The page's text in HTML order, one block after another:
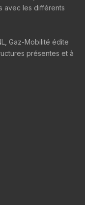
avec les différents
Gaz-Mobilité édite
présentes et à